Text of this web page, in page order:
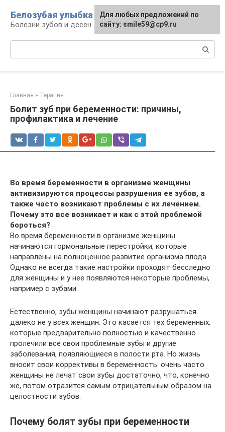
контенту
Белозубая улыбка
Болезни зубов и десен
Главная » Терапия
Болит зуб при беременности: причины,
профилактика и лечение
Во время беременности в организме женщины
активизируются процессы разрушения ее зубов, а
также часто возникают проблемы с их лечением.
Почему это все возникает и как с этой проблемой
бороться?
Во время беременности в организме женщины
начинаются гормональные перестройки, которые
направлены на полноценное развитие организма плода.
Однако не всегда такие настройки проходят бесследно
для женщины и у нее появляются некоторые проблемы,
например с зубами.
Естественно, зубы женщины начинают разрушаться
далеко не у всех женщин. Это касается тех беременных,
которые предварительно полностью и качественно
пролечили все свои проблемные зубы и другие
заболевания, появляющиеся в полости рта. Но жизнь
вносит свои коррективы в беременность: очень часто
женщины не лечат свои зубы достаточно, что, конечно
же, потом отразится самым отрицательным образом на
целостности зубов.
Почему болят зубы при беременности
Для любых предложений по
сайту: smile59@cp9.ru